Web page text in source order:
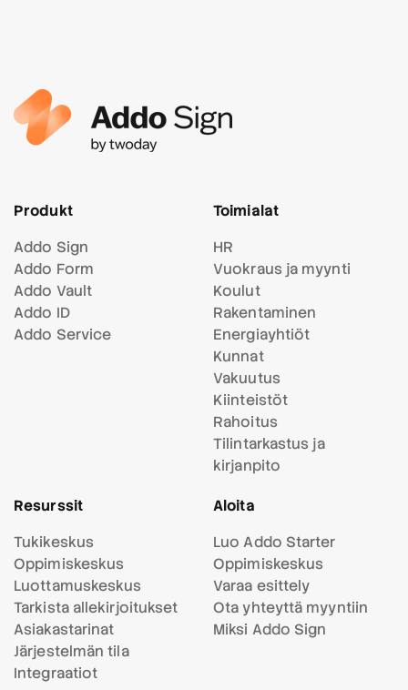
Produkt
Addo Sign
Addo Form
Addo Vault
Addo ID
Addo Service
Toimialat
HR
Vuokraus ja myynti
Koulut
Rakentaminen
Energiayhtiöt
Kunnat
Vakuutus
Kiinteistöt
Rahoitus
Tilintarkastus ja
kirjanpito
Resurssit
Tukikeskus
Oppimiskeskus
Luottamuskeskus
Tarkista allekirjoitukset
Asiakastarinat
Järjestelmän tila
Integraatiot
Aloita
Luo Addo Starter
Oppimiskeskus
Varaa esittely
Ota yhteyttä myyntiin
Miksi Addo Sign